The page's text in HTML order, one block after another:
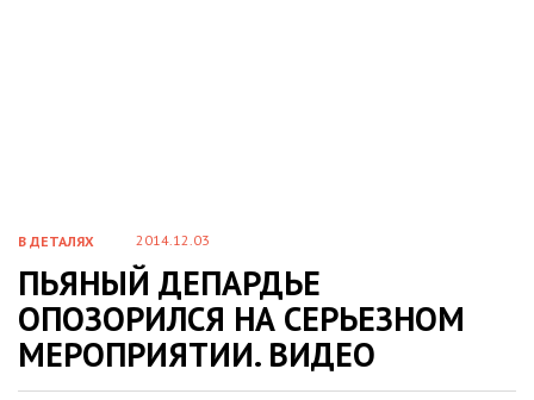
В ДЕТАЛЯХ 2014.12.03
ПЬЯНЫЙ ДЕПАРДЬЕ
ОПОЗОРИЛСЯ НА СЕРЬЕЗНОМ
МЕРОПРИЯТИИ. ВИДЕО